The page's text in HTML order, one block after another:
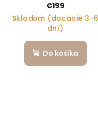
€199
Skladom (dodanie 3-6
dní)
Do košíka